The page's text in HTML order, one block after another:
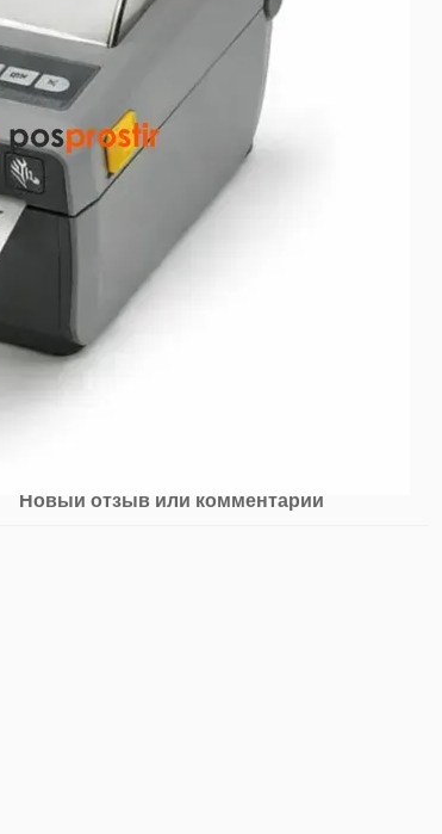
Новый отзыв или комментарий